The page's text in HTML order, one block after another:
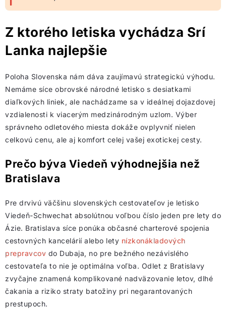
Z ktorého letiska vychádza Srí
Lanka najlepšie
Poloha Slovenska nám dáva zaujímavú strategickú výhodu.
Nemáme síce obrovské národné letisko s desiatkami
diaľkových liniek, ale nachádzame sa v ideálnej dojazdovej
vzdialenosti k viacerým medzinárodným uzlom. Výber
správneho odletového miesta dokáže ovplyvniť nielen
celkovú cenu, ale aj komfort celej vašej exotickej cesty.
Prečo býva Viedeň výhodnejšia než
Bratislava
Pre drvivú väčšinu slovenských cestovateľov je letisko
Viedeň-Schwechat absolútnou voľbou číslo jeden pre lety do
Ázie. Bratislava síce ponúka občasné charterové spojenia
cestovných kancelárií alebo lety nízkonákladových
prepravcov do Dubaja, no pre bežného nezávislého
cestovateľa to nie je optimálna voľba. Odlet z Bratislavy
zvyčajne znamená komplikované nadväzovanie letov, dlhé
čakania a riziko straty batožiny pri negarantovaných
prestupoch.